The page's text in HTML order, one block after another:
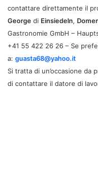
contattare direttamente il
George di Einsiedeln,
Gastronomie GmbH –
+41 55 422 26 26 – Se
a: guasta68@yahoo.it
Si tratta di un’occasione da
di contattare il datore di